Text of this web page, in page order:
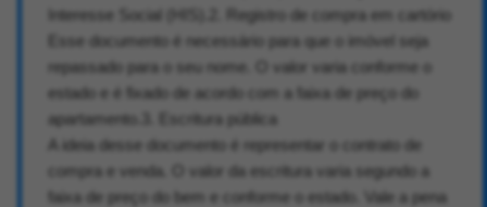
Interesse Social (HIS).2. Registro de compra em cartório
Esse documento é necessário para que o imóvel seja
repassado para o seu nome. O valor varia conforme o
estado e é fixado de acordo com a faixa de preço do
apartamento.3. Escritura pública
A ideia desse documento é representar o contrato de
compra e venda. O valor da escritura varia segundo a
faixa de preço do bem e conforme o estado. Vale a pena